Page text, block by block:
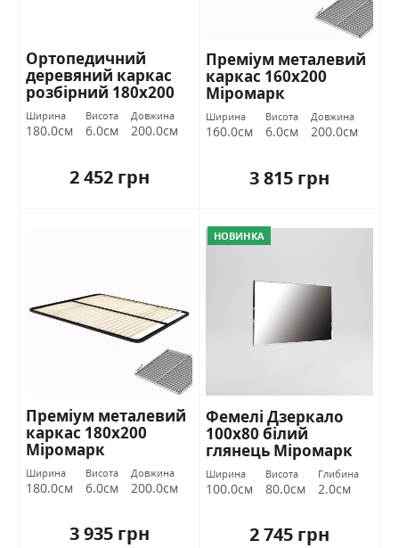
Ортопедичний
деревяний каркас
розбірний 180х200
Міромарк
Ширина
180.0см
Висота
6.0см
Довжина
200.0см
2 452 грн
Преміум металевий
каркас 160х200
Міромарк
Ширина
160.0см
Висота
6.0см
Довжина
200.0см
3 815 грн
Преміум металевий
каркас 180х200
Міромарк
Ширина
180.0см
Висота
6.0см
Довжина
200.0см
3 935 грн
НОВИНКА
Фемелі Дзеркало
100х80 білий
глянець Міромарк
Ширина
100.0см
Висота
80.0см
Глибина
2.0см
2 745 грн